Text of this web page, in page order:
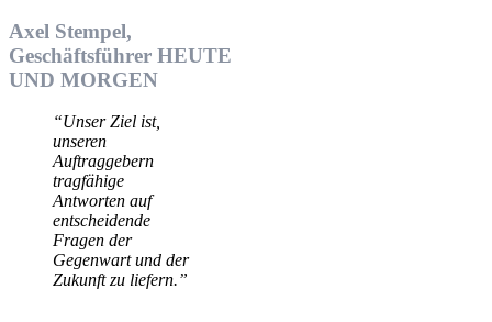
Axel Stempel,
Geschäftsführer HEUTE
UND MORGEN
“Unser Ziel ist,
unseren
Auftraggebern
tragfähige
Antworten auf
entscheidende
Fragen der
Gegenwart und der
Zukunft zu liefern.”